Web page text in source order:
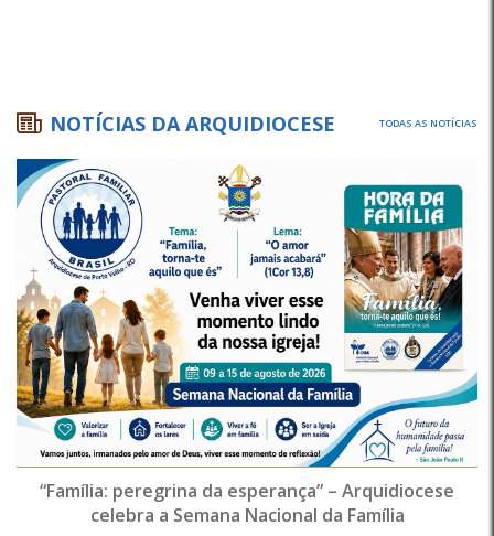
NOTÍCIAS DA ARQUIDIOCESE TODAS AS NOTÍCIAS
“Família: peregrina da esperança” – Arquidiocese
celebra a Semana Nacional da Família